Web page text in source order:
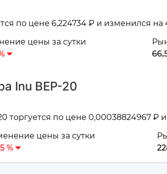
по цене 6,224734 ₽ и изменился на
цены за сутки
Inu BEP-20
торгуется по цене 0,00038824967 ₽
цены за сутки
%